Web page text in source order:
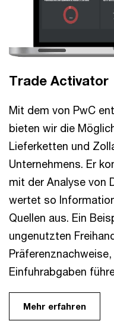
Trade Activator
Mit dem von PwC
bieten wir die
Lieferketten und
Unternehmens. Er
mit der Analyse von
wertet so
Quellen aus. Ein
ungenutzten
Einfuhrabgaben
Mehr erfahren